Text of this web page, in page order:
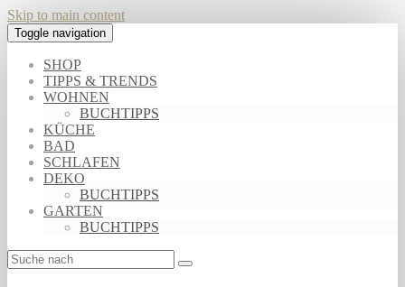
Skip to main content
Toggle navigation
SHOP
TIPPS & TRENDS
WOHNEN
BUCHTIPPS
KÜCHE
BAD
SCHLAFEN
DEKO
BUCHTIPPS
GARTEN
BUCHTIPPS